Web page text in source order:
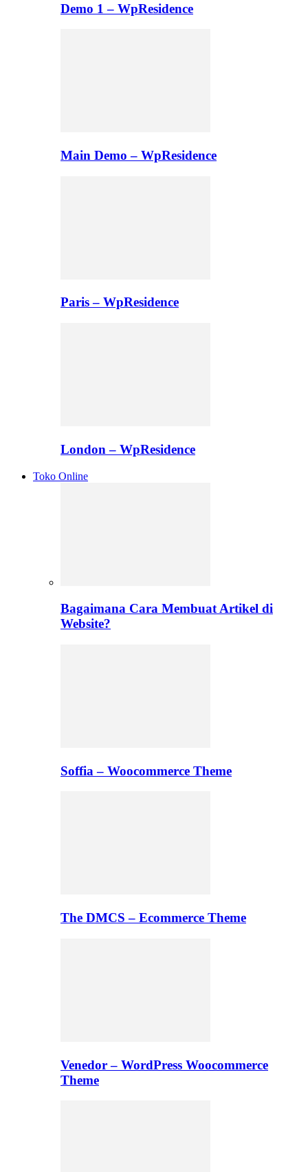
Demo 1 – WpResidence
Main Demo – WpResidence
Paris – WpResidence
London – WpResidence
Toko Online
Bagaimana Cara Membuat Artikel di
Website?
Soffia – Woocommerce Theme
The DMCS – Ecommerce Theme
Venedor – WordPress Woocommerce
Theme